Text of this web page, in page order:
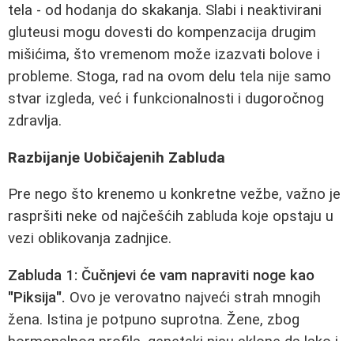
tela - od hodanja do skakanja. Slabi i neaktivirani
gluteusi mogu dovesti do kompenzacija drugim
mišićima, što vremenom može izazvati bolove i
probleme. Stoga, rad na ovom delu tela nije samo
stvar izgleda, već i funkcionalnosti i dugoročnog
zdravlja.
Razbijanje Uobičajenih Zabluda
Pre nego što krenemo u konkretne vežbe, važno je
raspršiti neke od najčešćih zabluda koje opstaju u
vezi oblikovanja zadnjice.
Zabluda 1: Čučnjevi će vam napraviti noge kao
"Piksija". Ovo je verovatno najveći strah mnogih
žena. Istina je potpuno suprotna. Žene, zbog